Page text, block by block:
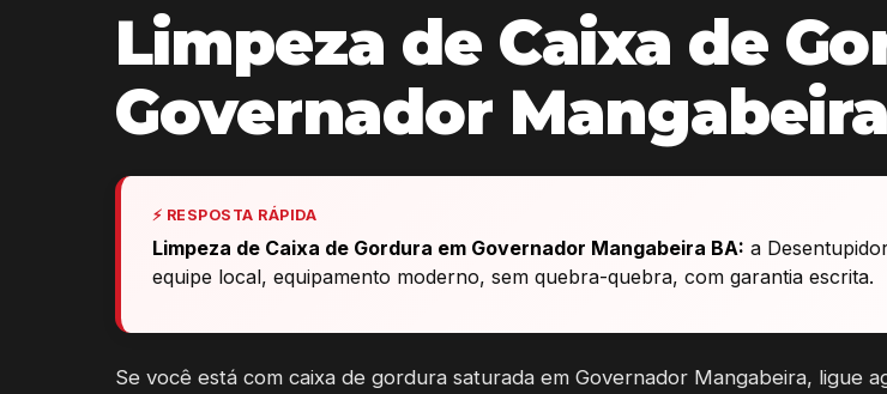
Limpeza de Caixa de
Governador
⚡ RESPOSTA RÁPIDA
Limpeza de Caixa de Gordura em Governador Mangabeira BA: a
equipe local, equipamento moderno, sem quebra-quebra, com garantia escrita.
Se você está com caixa de gordura saturada em Governador Mangabeira, ligue